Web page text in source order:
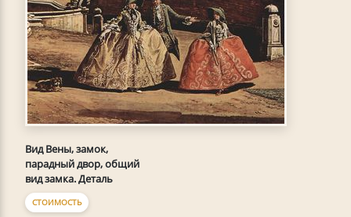
Вид Вены, замок,
парадный двор, общий
вид замка. Деталь
СТОИМОСТЬ